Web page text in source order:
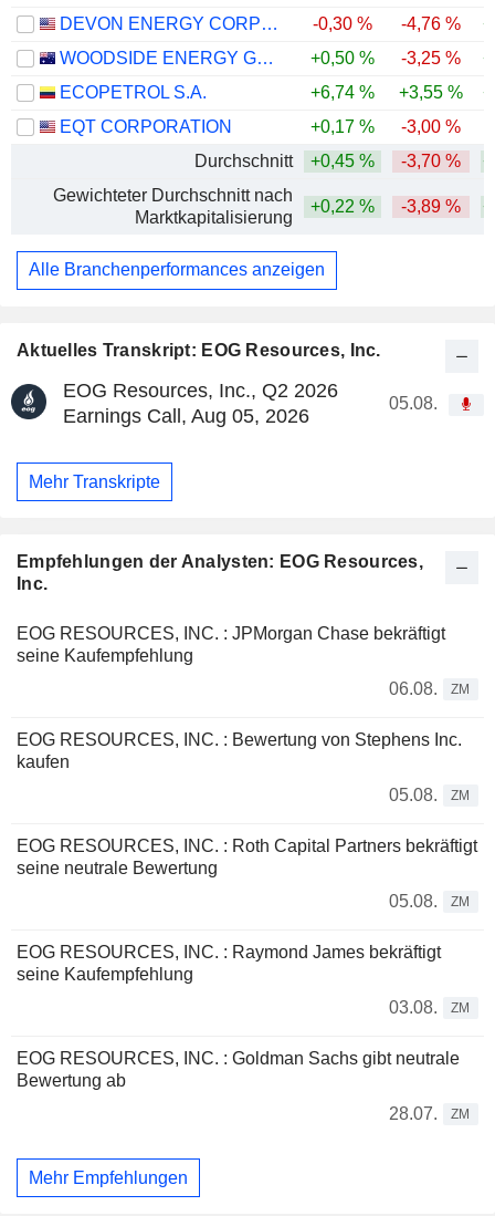
Aktuelles Transkript: EOG Resources, Inc.
EOG Resources, Inc., Q2 2026
Earnings Call, Aug 05, 2026
05.08.
Mehr Transkripte
Empfehlungen der Analysten: EOG Resources,
Inc.
EOG RESOURCES, INC. : JPMorgan Chase bekräftigt
seine Kaufempfehlung
06.08.
ZM
EOG RESOURCES, INC. : Bewertung von Stephens Inc.
kaufen
05.08.
ZM
EOG RESOURCES, INC. : Roth Capital Partners bekräftigt
seine neutrale Bewertung
05.08.
ZM
EOG RESOURCES, INC. : Raymond James bekräftigt
seine Kaufempfehlung
03.08.
ZM
EOG RESOURCES, INC. : Goldman Sachs gibt neutrale
Bewertung ab
28.07.
ZM
Mehr Empfehlungen
DEVON ENERGY CORPORATION
-0,30 % -4,76 %
WOODSIDE ENERGY GROUP LTD
+0,50 % -3,25 %
ECOPETROL S.A.
+6,74 % +3,55 %
EQT CORPORATION
+0,17 % -3,00 %
Durchschnitt
+0,45 % -3,70 %
Gewichteter Durchschnitt nach
Marktkapitalisierung
+0,22 % -3,89 %
Alle Branchenperformances anzeigen